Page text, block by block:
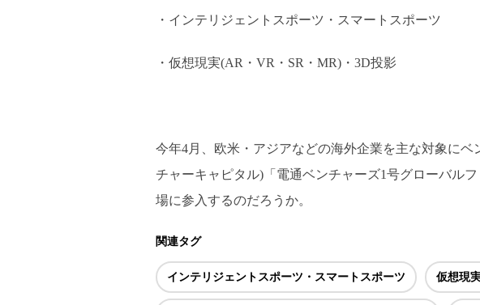
・インテリジェントスポーツ・スマートスポーツ
・仮想現実(AR・VR・SR・MR)・3D投影
今年4月、欧米・アジアなどの海外企業を主な対象に
チャーキャピタル)「電通ベンチャーズ1号グローバル
場に参入するのだろうか。
関連タグ
インテリジェントスポーツ・スマートスポーツ 仮想現